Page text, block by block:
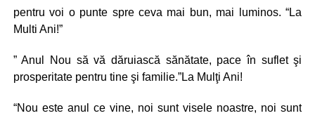
pentru voi o punte spre ceva mai bun, mai luminos. “La
Multi Ani!”
” Anul Nou să vă dăruiască sănătate, pace în suflet şi
prosperitate pentru tine şi familie.”La Mulţi Ani!
“Nou este anul ce vine, noi sunt visele noastre, noi sunt